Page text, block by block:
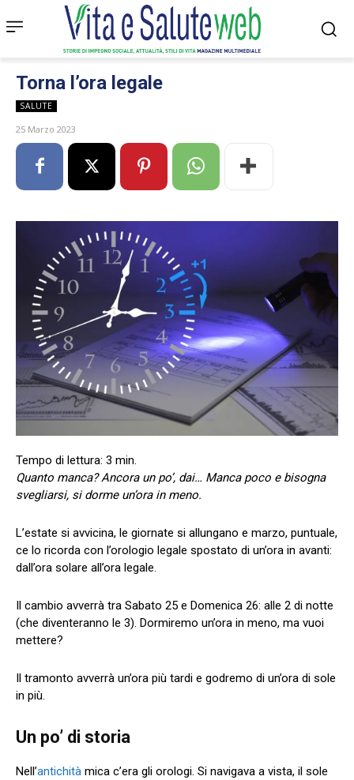
Torna l’ora legale
SALUTE
25 Marzo 2023
Quanto manca? Ancora un po’, dai… Manca poco e bisogna
svegliarsi, si dorme un’ora in meno.
L’estate si avvicina, le giornate si allungano e marzo, puntuale,
ce lo ricorda con l’orologio legale spostato di un’ora in avanti:
dall’ora solare all’ora legale.
Il cambio avverrà tra Sabato 25 e Domenica 26: alle 2 di notte
(che diventeranno le 3). Dormiremo un’ora in meno, ma vuoi
mettere?
Il tramonto avverrà un’ora più tardi e godremo di un’ora di sole
in più.
Un po’ di storia
Nell’antichità mica c’era gli orologi. Si navigava a vista, il sole